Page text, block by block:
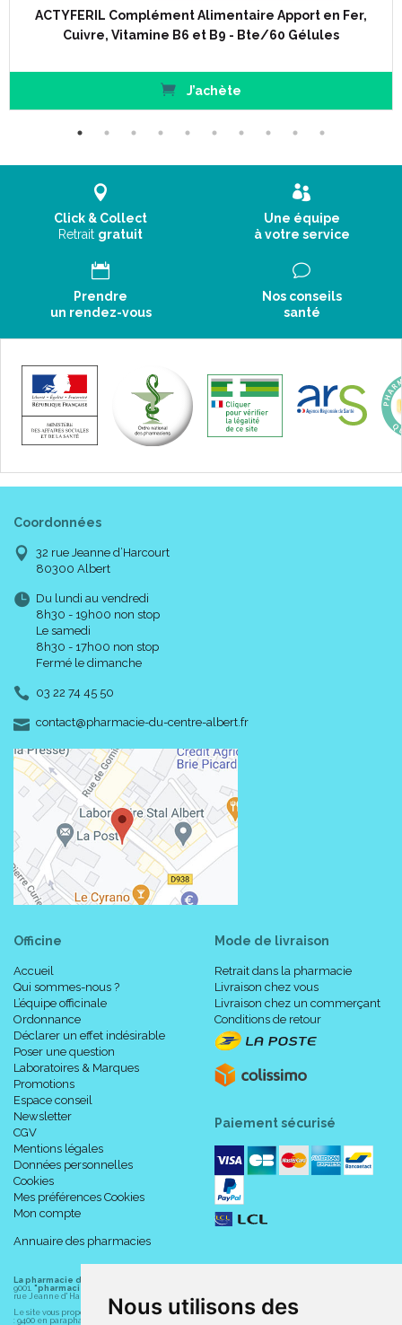
Nous utilisons des
ACTYFERIL Complément Alimentaire Apport en Fer,
Cuivre, Vitamine B6 et B9 - Bte/60 Gélules
J’achète
Click & Collect
Retrait gratuit
Une équipe
à votre service
Prendre
un rendez-vous
Nos conseils
santé
Coordonnées
32 rue Jeanne d’Harcourt
80300 Albert
Du lundi au vendredi
8h30 - 19h00 non stop
Le samedi
8h30 - 17h00 non stop
Fermé le dimanche
03 22 74 45 50
contact-
@-
pharmacie-du-centre-albert.fr
Officine
Accueil
Qui sommes-nous ?
L’équipe officinale
Ordonnance
Déclarer un effet indésirable
Poser une question
Laboratoires & Marques
Promotions
Espace conseil
Newsletter
CGV
Mentions légales
Données personnelles
Cookies
Mes préférences Cookies
Mon compte
Annuaire des pharmacies
Mode de livraison
Retrait dans la pharmacie
Livraison chez vous
Livraison chez un commerçant
Conditions de retour
Paiement sécurisé
La pharmacie du centre à Albert
9001. "pharmacie-du-centre-albert.fr "
rue Jeanne d' Harcourt, 80300 Albert.
Le site vous propose un large choix de plus de 11000 références, au prix les plus bas possible
: 9400 en parapharmacie, animaux, orthopédie, matériel médical. 1700 en médicaments sans